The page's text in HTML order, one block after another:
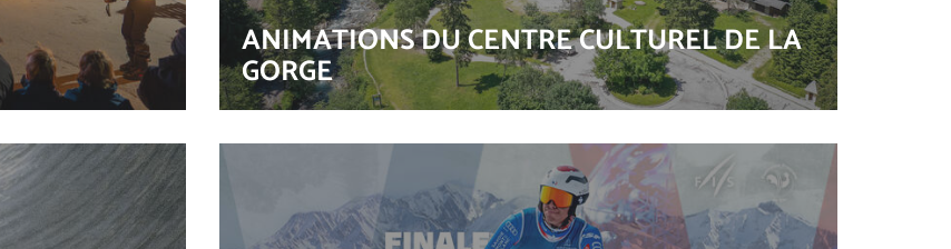
ANIMATIONS DU CENTRE CULTUREL DE LA
GORGE